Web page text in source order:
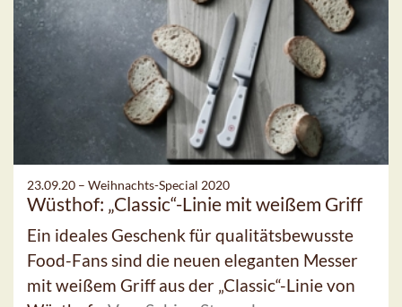
23.09.20 – Weihnachts-Special 2020
Wüsthof: „Classic“-Linie mit weißem Griff
Ein ideales Geschenk für qualitätsbewusste
Food-Fans sind die neuen eleganten Messer
mit weißem Griff aus der „Classic“-Linie von